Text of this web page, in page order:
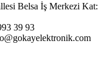
Belsa İş Merkezi Kat:
39 93